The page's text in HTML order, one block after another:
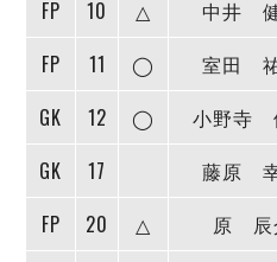
アリーナ情報
チケット情報
デウソン神戸
ミラクルスマイル新居浜
エスポラーダ北海道
フウガドールすみだ
しながわシティ
ペスカドーラ町田
FP
10 △
中井
FP
11 ◯ 室田
GK
12 ◯
小野寺
GK
17
藤原
FP
20 △ 原 辰